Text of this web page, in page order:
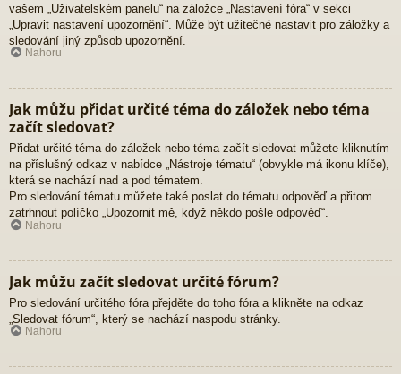
vašem „Uživatelském panelu“ na záložce „Nastavení fóra“ v sekci
„Upravit nastavení upozornění“. Může být užitečné nastavit pro záložky a
sledování jiný způsob upozornění.
Nahoru
Jak můžu přidat určité téma do záložek nebo téma
začít sledovat?
Přidat určité téma do záložek nebo téma začít sledovat můžete kliknutím
na příslušný odkaz v nabídce „Nástroje tématu“ (obvykle má ikonu klíče),
která se nachází nad a pod tématem.
Pro sledování tématu můžete také poslat do tématu odpověď a přitom
zatrhnout políčko „Upozornit mě, když někdo pošle odpověď“.
Nahoru
Jak můžu začít sledovat určité fórum?
Pro sledování určitého fóra přejděte do toho fóra a klikněte na odkaz
„Sledovat fórum“, který se nachází naspodu stránky.
Nahoru